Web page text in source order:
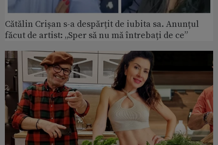
Cătălin Crișan s-a despărțit de iubita sa. Anunțul
făcut de artist: „Sper să nu mă întrebați de ce”